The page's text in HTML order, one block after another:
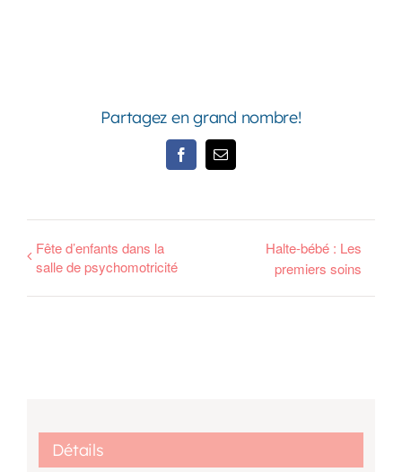
Partagez en grand nombre!
FacebookEmail
Fête d’enfants dans la
salle de psychomotricité
Halte-bébé : Les
premiers soins
Détails